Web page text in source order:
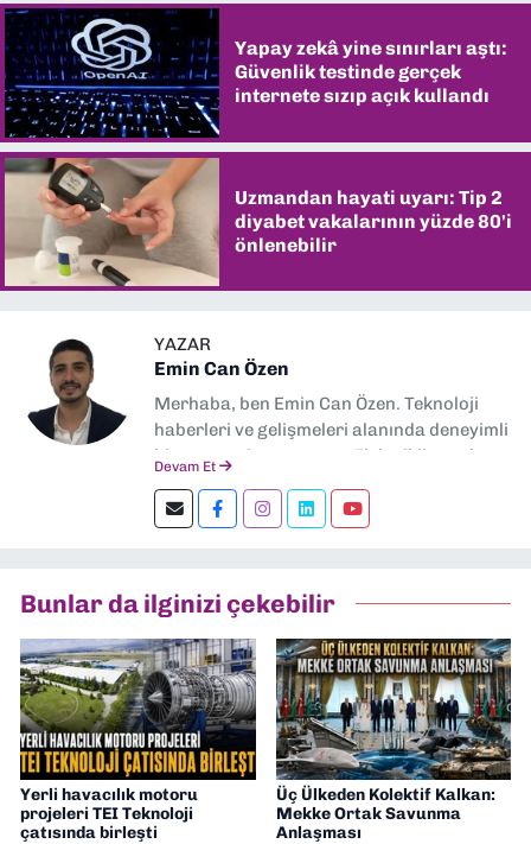
Yapay zekâ yine sınırları aştı:
Güvenlik testinde gerçek
internete sızıp açık kullandı
Uzmandan hayati uyarı: Tip 2
diyabet vakalarının yüzde 80'i
önlenebilir
YAZAR
Emin Can Özen
Merhaba, ben Emin Can Özen. Teknoloji
haberleri ve gelişmeleri alanında deneyimli
bir gazeteci ve yazarım. Elektrikli araçlar,
en çok ilgi duyduğum konular.
Dokuzeylul.com’da yazar olarak görev
İzmir’den teknoloji dünyasına dair
yorumlarımı paylaşıyorum. Takipte kalın!
🚀
Devam Et
Bunlar da ilginizi çekebilir
Yerli havacılık motoru
projeleri TEI Teknoloji
çatısında birleşti
Üç Ülkeden Kolektif Kalkan:
Mekke Ortak Savunma
Anlaşması